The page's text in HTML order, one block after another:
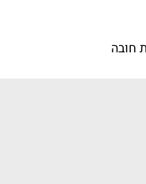
חובה